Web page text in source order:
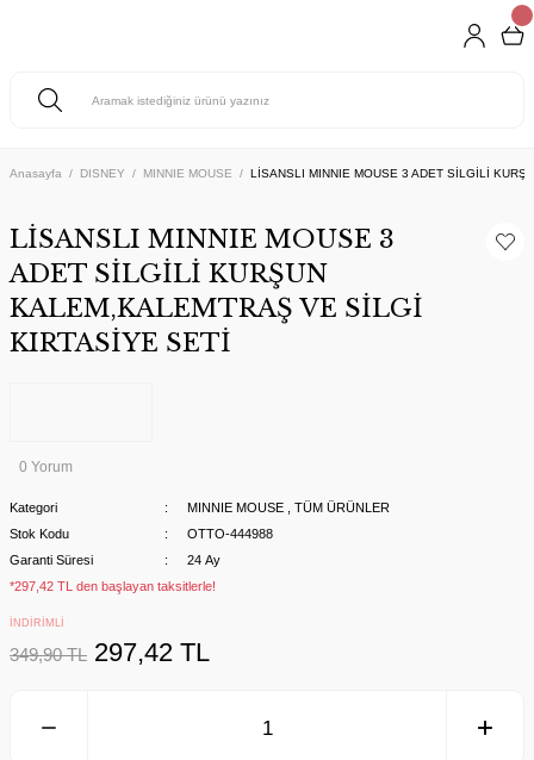
Anasayfa DISNEY MINNIE MOUSE LİSANSLI MINNIE MOUSE 3 ADET SİLGİLİ
LİSANSLI MINNIE MOUSE 3
ADET SİLGİLİ KURŞUN
KALEM,KALEMTRAŞ VE SİLGİ
KIRTASİYE SETİ
0 Yorum
Kategori MINNIE MOUSE
TÜM ÜRÜNLER
Stok Kodu
OTTO-444988
Garanti Süresi
24 Ay
*297,42 TL den başlayan taksitlerle!
İNDİRİMLİ
349,90 TL 297,42 TL